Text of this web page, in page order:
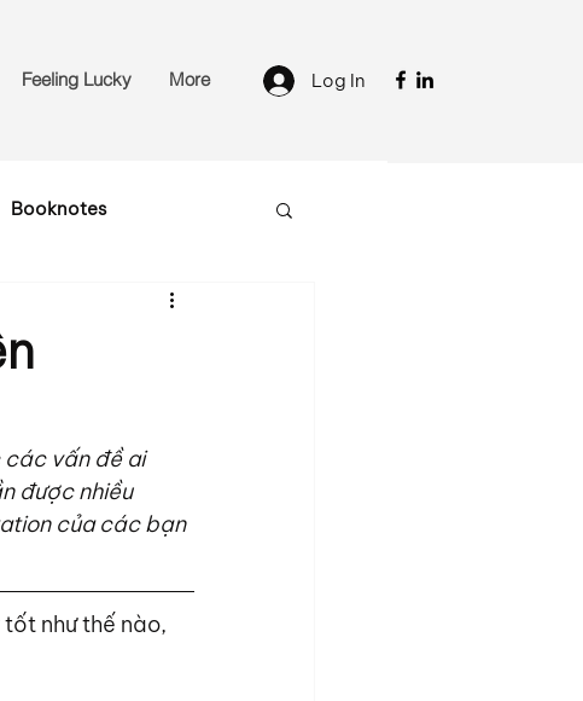
Feeling Lucky More Log In
Booknotes
các vấn đề ai
được nhiều
của các bạn
như thế nào,